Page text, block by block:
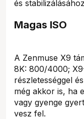
és
Magas ISO
A Zenmuse X9
8K: 800/4000;
részletességgel
még akkor is, ha
vagy gyenge
vesz fel.